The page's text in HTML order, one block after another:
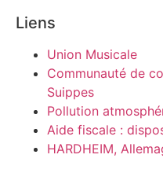
Liens
Union Musicale
Communauté de
Suippes
Pollution
Aide fiscale :
HARDHEIM,